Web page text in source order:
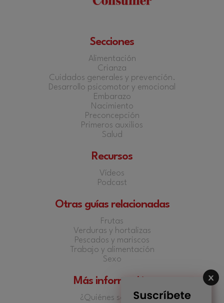
Secciones
Alimentación
Crianza
Cuidados generales y prevención.
Desarrollo psicomotor y emocional
Embarazo
Nacimiento
Preconcepción
Primeros auxilios
Salud
Recursos
Vídeos
Podcast
Otras guías relacionadas
Frutas
Verduras y hortalizas
Pescados y mariscos
Trabajo y alimentación
Sexo
Más información
¿Quiénes somos?